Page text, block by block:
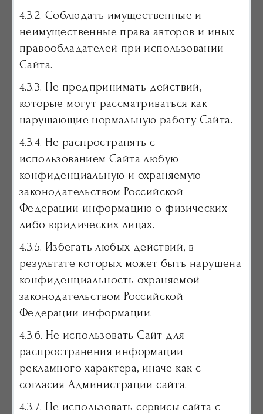
4.3.2. Соблюдать имущественные и
неимущественные права авторов и иных
правообладателей при использовании
Сайта.
4.3.3. Не предпринимать действий,
которые могут рассматриваться как
нарушающие нормальную работу Сайта.
4.3.4. Не распространять с
использованием Сайта любую
конфиденциальную и охраняемую
законодательством Российской
Федерации информацию о физических
либо юридических лицах.
4.3.5. Избегать любых действий, в
результате которых может быть нарушена
конфиденциальность охраняемой
законодательством Российской
Федерации информации.
4.3.6. Не использовать Сайт для
распространения информации
рекламного характера, иначе как с
согласия Администрации сайта.
4.3.7. Не использовать сервисы сайта с